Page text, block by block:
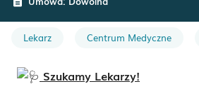
Lekarz Centrum Medyczne
Szukamy Lekarzy!